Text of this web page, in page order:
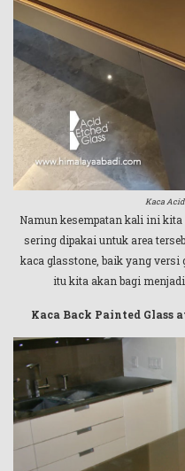
Kaca
Namun kesempatan kali ini
sering dipakai untuk area
kaca glasstone, baik yang
itu kita akan bagi
Kaca Back Painted Glass